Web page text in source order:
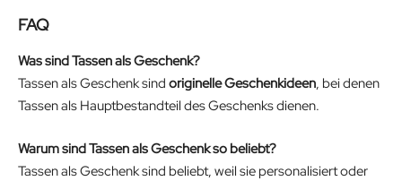
FAQ
Was sind Tassen als Geschenk?
Tassen als Geschenk sind originelle Geschenkideen, bei denen
Tassen als Hauptbestandteil des Geschenks dienen.
Warum sind Tassen als Geschenk so beliebt?
Tassen als Geschenk sind beliebt, weil sie personalisiert oder